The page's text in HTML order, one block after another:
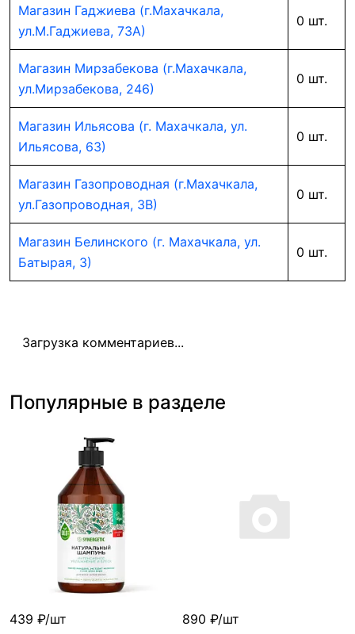
Магазин Гаджиева (г.Махачкала,
ул.М.Гаджиева, 73А)
0 шт.
Магазин Мирзабекова (г.Махачкала,
ул.Мирзабекова, 246)
0 шт.
Магазин Ильясова (г. Махачкала, ул.
Ильясова, 63)
0 шт.
Магазин Газопроводная (г.Махачкала,
ул.Газопроводная, 3В)
0 шт.
Магазин Белинского (г. Махачкала, ул.
Батырая, 3)
0 шт.
Загрузка комментариев...
Популярные в разделе
439 ₽/шт 890 ₽/шт